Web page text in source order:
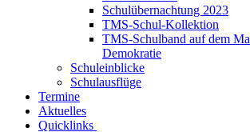
Schulübernachtung 2023
TMS-Schul-Kollektion
TMS-Schulband auf dem
Demokratie
Schuleinblicke
Schulausflüge
Termine
Aktuelles
Quicklinks